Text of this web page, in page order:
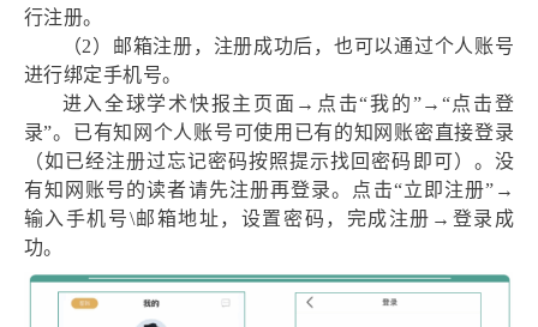
行注册。
（2）邮箱注册，注册成功后，也可以通过个人账号
进行绑定手机号。
进入全球学术快报主页面→点击“我的”→“点击登
录”。已有知网个人账号可使用已有的知网账密直接登录
（如已经注册过忘记密码按照提示找回密码即可）。没
有知网账号的读者请先注册再登录。点击“立即注册”→
输入手机号\邮箱地址，设置密码，完成注册→登录成
功。